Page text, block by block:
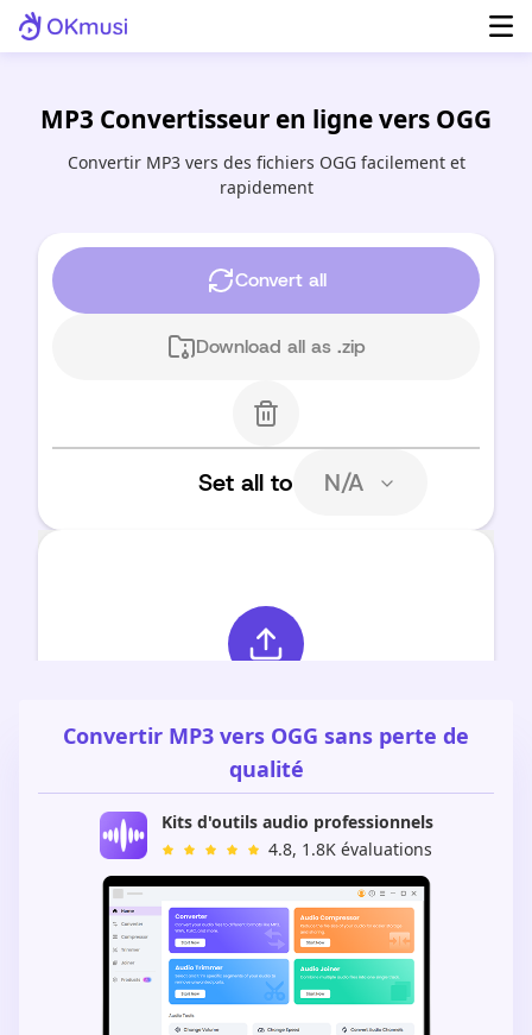
MP3 Convertisseur en ligne vers OGG
Convertir MP3 vers des fichiers OGG facilement et
rapidement
Convertir MP3 vers OGG sans perte de
qualité
Kits d'outils audio professionnels
4.8, 1.8K évaluations